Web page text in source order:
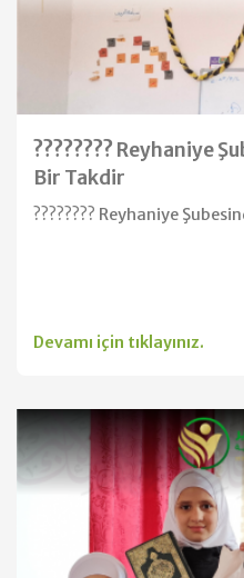
???????? Reyhaniye
Bir Takdir
???????? Reyhaniye
Devamı için tıklayınız.